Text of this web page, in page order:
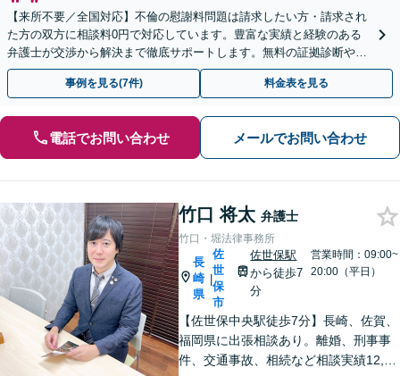
【来所不要／全国対応】不倫の慰謝料問題は請求したい方・請求され
た方の双方に相談料0円で対応しています。豊富な実績と経験のある
弁護士が交渉から解決まで徹底サポートします。無料の証拠診断や着
手金の返還保証もありますので安心してご相談ください。
事例を見る(7件) 料金表を見る
電話でお問い合わせ メールでお問い合わせ
竹口 将太 弁護士
竹口・堀法律事務所
長
崎
県
|
佐
世
保
市
佐世保駅
から徒歩7
分
営業時間：09:00~
20:00（平日）
【佐世保中央駅徒歩7分】長崎、佐賀、
福岡県に出張相談あり。離婚、刑事事
件、交通事故、相続など相談実績12,00